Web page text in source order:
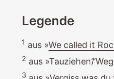
Legende
1 aus »We called it
2 aus »Tauziehen’/
3